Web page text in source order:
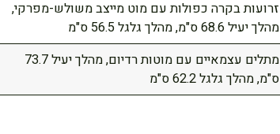
זרועות בקרה כפולות עם מוט מייצב משולש-מפרקי,
מהלך יעיל 68.6 ס"מ, מהלך גלגל 56.5 ס"מ
מתלים עצמאיים עם מוטות רדיום, מהלך יעיל 73.7
ס"מ, מהלך גלגל 62.2 ס"מ